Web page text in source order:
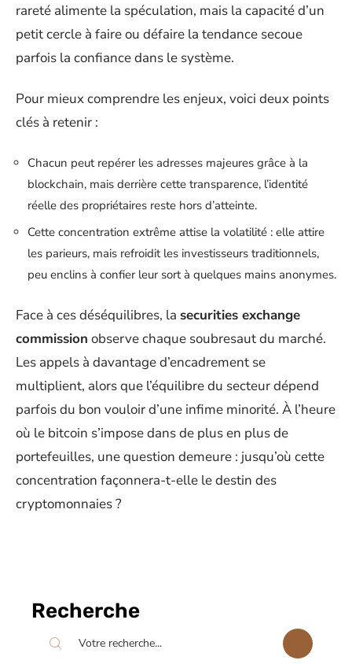
rareté alimente la spéculation, mais la capacité d’un
petit cercle à faire ou défaire la tendance secoue
parfois la confiance dans le système.
Pour mieux comprendre les enjeux, voici deux points
clés à retenir :
Chacun peut repérer les adresses majeures grâce à la
blockchain, mais derrière cette transparence, l’identité
réelle des propriétaires reste hors d’atteinte.
Cette concentration extrême attise la volatilité : elle attire
les parieurs, mais refroidit les investisseurs traditionnels,
peu enclins à confier leur sort à quelques mains anonymes.
Face à ces déséquilibres, la securities exchange
commission observe chaque soubresaut du marché.
Les appels à davantage d’encadrement se
multiplient, alors que l’équilibre du secteur dépend
parfois du bon vouloir d’une infime minorité. À l’heure
où le bitcoin s’impose dans de plus en plus de
portefeuilles, une question demeure : jusqu’où cette
concentration façonnera-t-elle le destin des
cryptomonnaies ?
Recherche